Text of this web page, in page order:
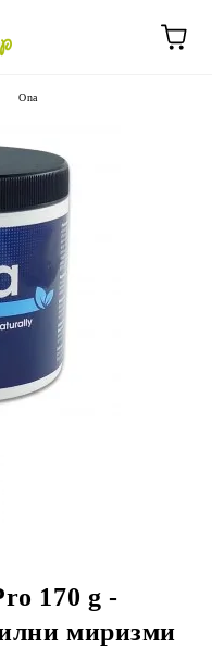
Ona
170 g -
миризми